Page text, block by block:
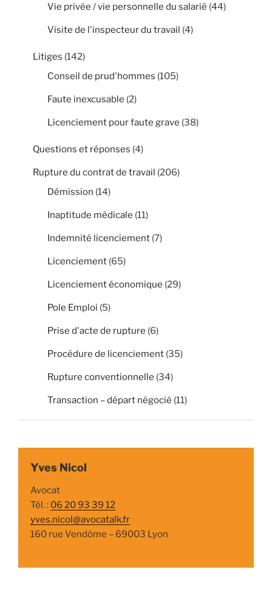
Vie privée / vie personnelle du salarié (44)
Visite de l'inspecteur du travail (4)
Litiges (142)
Conseil de prud'hommes (105)
Faute inexcusable (2)
Licenciement pour faute grave (38)
Questions et réponses (4)
Rupture du contrat de travail (206)
Démission (14)
Inaptitude médicale (11)
Indemnité licenciement (7)
Licenciement (65)
Licenciement économique (29)
Pole Emploi (5)
Prise d'acte de rupture (6)
Procédure de licenciement (35)
Rupture conventionnelle (34)
Transaction – départ négocié (11)
Yves Nicol
Avocat
Tél. : 06 20 93 39 12
yves.nicol@avocatalk.fr
160 rue Vendôme – 69003 Lyon